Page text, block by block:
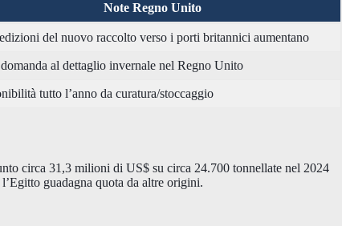
Note Regno Unito
del nuovo raccolto verso i porti britannici aumentano
al dettaglio invernale nel Regno Unito
tutto l’anno da curatura/stoccaggio
circa 31,3 milioni di US$ su circa 24.700 tonnellate nel 2024
guadagna quota da altre origini.